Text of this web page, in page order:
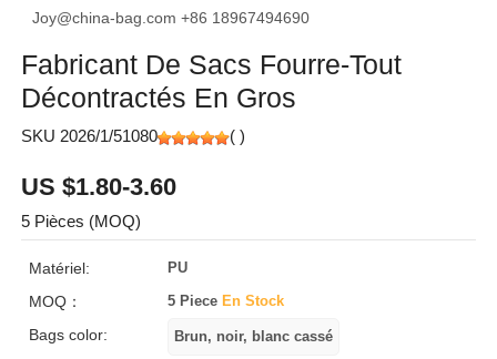
Joy@china-bag.com +86 18967494690
Fabricant De Sacs Fourre-Tout
Décontractés En Gros
SKU 2026/1/51080 ( )
US $1.80-3.60
5 Pièces (MOQ)
Matériel: PU
MOQ： 5 Piece En Stock
Bags color: